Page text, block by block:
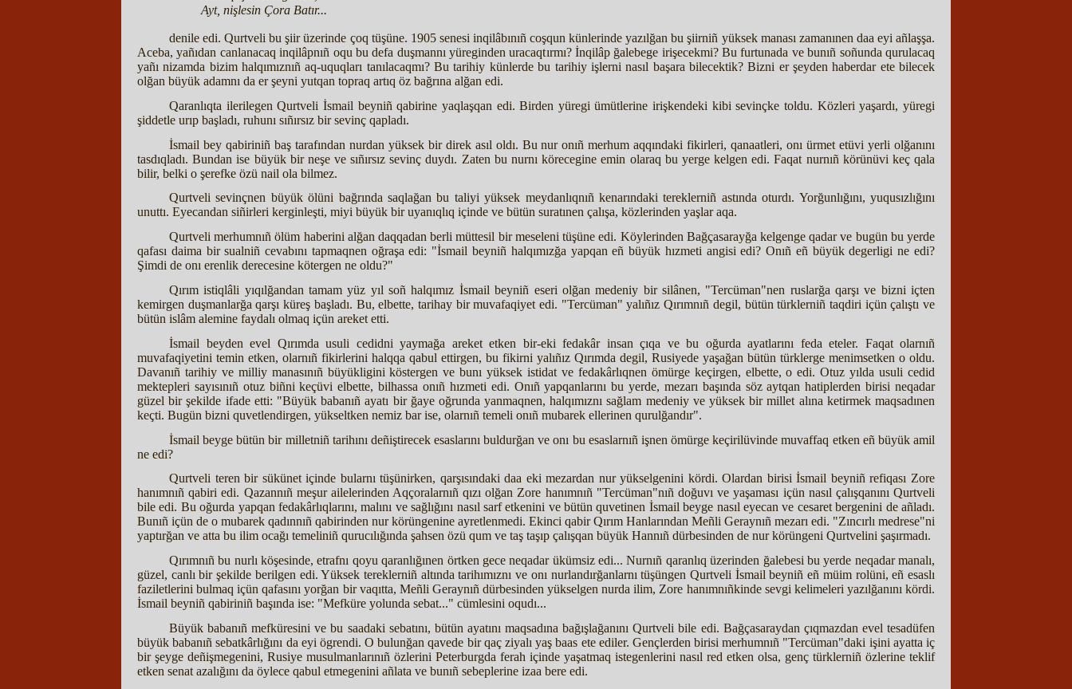
Ayt, nişlesin Çora Batır...
denile edi. Qurtveli bu şiir üzerinde çoq tüşüne. 1905 senesi inqilâbınıñ coşqun künlerinde yazılğan bu şiirniñ yüksek manası zamanınen daa eyi añlaşşa.
Aceba, yañıdan canlanacaq inqilâpnıñ oqu bu defa duşmannı yüreginden uracaqtırmı? İnqilâp ğalebege irişecekmi? Bu furtunada ve bunıñ soñunda qurulacaq
yañı nizamda bizim halqımıznıñ aq-uquqları tanılacaqmı? Bu tarihiy künlerde bu tarihiy işlerni nasıl başara bilecektik? Bizni er şeyden haberdar ete bilecek
olğan büyük adamnı da er şeyni yutqan topraq artıq öz bağrına alğan edi.
Qaranlıqta ilerilegen Qurtveli İsmail beyniñ qabirine yaqlaşqan edi. Birden yüregi ümütlerine irişkendeki kibi sevinçke toldu. Közleri yaşardı, yüregi
şiddetle urıp başladı, ruhunı sıñırsız bir sevinç qapladı.
İsmail bey qabiriniñ baş tarafından nurdan yüksek bir direk asıl oldı. Bu nur onıñ merhum aqqındaki fikirleri, qanaatleri, onı ürmet etüvi yerli olğanını
tasdıqladı. Bundan ise büyük bir neşe ve sıñırsız sevinç duydı. Zaten bu nurnı körecegine emin olaraq bu yerge kelgen edi. Faqat nurnıñ körünüvi keç qala
bilir, belki o şerefke özü nail ola bilmez.
Qurtveli sevinçnen büyük ölüni bağrında saqlağan bu taliyi yüksek meydanlıqnıñ kenarındaki tereklerniñ astında oturdı. Yorğunlığını, yuqusızlığını
unuttı. Eyecandan siñirleri kerginleşti, miyi büyük bir uyanıqlıq içinde ve bütün suratınen çalışa, közlerinden yaşlar aqa.
Qurtveli merhumnıñ ölüm haberini alğan daqqadan berli müttesil bir meseleni tüşüne edi. Köylerinden Bağçasarayğa kelgenge qadar ve bugün bu yerde
qafası daima bir sualniñ cevabını tapmaqnen oğraşa edi: "İsmail beyniñ halqımızğa yapqan eñ büyük hızmeti angisi edi? Onıñ eñ büyük degerligi ne edi?
Şimdi de onı erenlik derecesine kötergen ne oldu?"
Qırım istiqlâli yıqılğandan tamam yüz yıl soñ halqımız İsmail beyniñ eseri olğan medeniy bir silânen, "Tercüman"nen ruslarğa qarşı ve bizni içten
kemirgen duşmanlarğa qarşı küreş başladı. Bu, elbette, tarihay bir muvafaqiyet edi. "Tercüman" yalıñız Qırımnıñ degil, bütün türklerniñ taqdiri içün çalıştı ve
bütün islâm alemine faydalı olmaq içün areket etti.
İsmail beyden evel Qırımda usuli cedidni yaymağa areket etken bir-eki fedakâr insan çıqa ve bu oğurda ayatlarını feda eteler. Faqat olarnıñ
muvafaqiyetini temin etken, olarnıñ fikirlerini halqqa qabul ettirgen, bu fikirni yalıñız Qırımda degil, Rusiyede yaşağan bütün türklerge menimsetken o oldu.
Davanıñ tarihiy ve milliy manasınıñ büyükligini köstergen ve bunı yüksek istidat ve fedakârlıqnen ömürge keçirgen, elbette, o edi. Otuz yılda usuli cedid
mektepleri sayısınıñ otuz biñni keçüvi elbette, bilhassa onıñ hızmeti edi. Onıñ yapqanlarını bu yerde, mezarı başında söz aytqan hatiplerden birisi neqadar
güzel bir şekilde ifade etti: "Büyük babanıñ ayatı bir ğaye oğrunda yanmaqnen, halqımıznı sağlam medeniy ve yüksek bir millet alına ketirmek maqsadınen
keçti. Bugün bizni quvetlendirgen, yükseltken nemiz bar ise, olarnıñ temeli onıñ mubarek ellerinen qurulğandır".
İsmail beyge bütün bir milletniñ tarihını deñiştirecek esaslarını buldurğan ve onı bu esaslarnıñ işnen ömürge keçirilüvinde muvaffaq etken eñ büyük amil
ne edi?
Qurtveli teren bir sükünet içinde bularnı tüşünirken, qarşısındaki daa eki mezardan nur yükselgenini kördi. Olardan birisi İsmail beyniñ refiqası Zore
hanımnıñ qabiri edi. Qazannıñ meşur ailelerinden Aqçoralarnıñ qızı olğan Zore hanımnıñ "Tercüman"nıñ doğuvı ve yaşaması içün nasıl çalışqanını Qurtveli
bile edi. Bu oğurda yapqan fedakârlıqlarını, malını ve sağlığını nasıl sarf etkenini ve bütün quvetinen İsmail beyge nasıl eyecan ve cesaret bergenini de añladı.
Bunıñ içün de o mubarek qadınnıñ qabirinden nur körüngenine ayretlenmedi. Ekinci qabir Qırım Hanlarından Meñli Geraynıñ mezarı edi. "Zıncırlı medrese"ni
yaptırğan ve atta bu ilim ocağı temeliniñ qurucılığında şahsen özü qum ve taş taşıp çalışqan büyük Hannıñ dürbesinden de nur körüngeni Qurtvelini şaşırmadı.
Qırımnıñ bu nurlı köşesinde, etrafnı qoyu qaranlığınen örtken gece neqadar ükümsiz edi... Nurnıñ qaranlıq üzerinden ğalebesi bu yerde neqadar manalı,
güzel, canlı bir şekilde berilgen edi. Yüksek tereklerniñ altında tarihımıznı ve onı nurlandırğanlarnı tüşüngen Qurtveli İsmail beyniñ eñ müim rolüni, eñ esaslı
faziletlerini bulmaq içün qafasını yorğan bir vaqıtta, Meñli Geraynıñ dürbesinden yükselgen nurda ilim, Zore hanımnıñkinde sevgi kelimeleri yazılğanını kördi.
İsmail beyniñ qabiriniñ başında ise: "Mefküre yolunda sebat..." cümlesini oqudı...
Büyük babanıñ mefküresini ve bu saadaki sebatını, bütün ayatını maqsadına bağışlağanını Qurtveli bile edi. Bağçasaraydan çıqmazdan evel tesadüfen
büyük babanıñ sebatkârlığını da eyi ögrendi. O bulunğan qavede bir qaç ziyalı yaş baas ete ediler. Gençlerden birisi merhumnıñ "Tercüman"daki işini ayatta iç
bir şeyge deñişmegenini, Rusiye musulmanlarınıñ özlerini Peterburgda ferah içinde yaşatmaq istegenlerini nasıl red etken olsa, genç türklerniñ özlerine teklif
etken senat azalığını da öylece qabul etmegenini añlata ve bunıñ sebeplerine izaa bere edi.